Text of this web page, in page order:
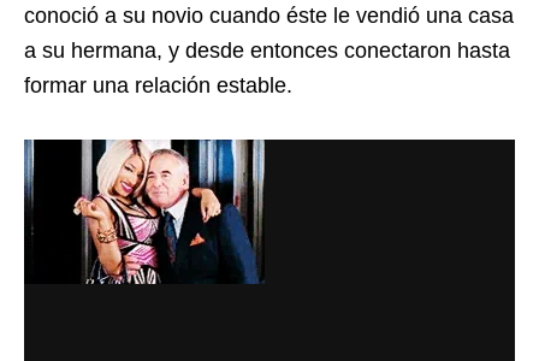
conoció a su novio cuando éste le vendió una casa
a su hermana, y desde entonces conectaron hasta
formar una relación estable.